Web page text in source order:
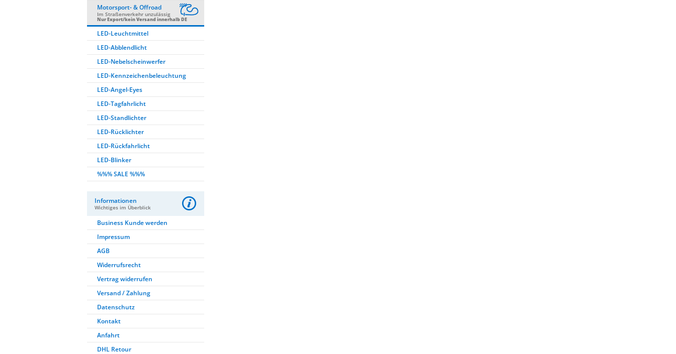
Motorsport- & Offroad
Im Straßenverkehr unzulässig
Nur Export/kein Versand innerhalb DE
LED-Leuchtmittel
LED-Abblendlicht
LED-Nebelscheinwerfer
LED-Kennzeichenbeleuchtung
LED-Angel-Eyes
LED-Tagfahrlicht
LED-Standlichter
LED-Rücklichter
LED-Rückfahrlicht
LED-Blinker
%%% SALE %%%
Informationen
Wichtiges im Überblick
Business Kunde werden
Impressum
AGB
Widerrufsrecht
Vertrag widerrufen
Versand / Zahlung
Datenschutz
Kontakt
Anfahrt
DHL Retour